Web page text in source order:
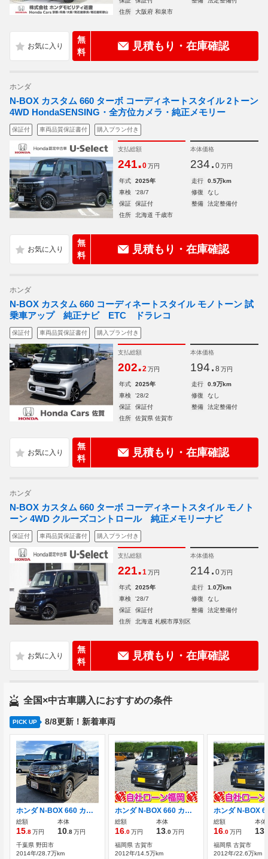
住所
大阪府 和泉市
無
料
見積もり・在庫確認
ホンダ
N-BOX カスタム 660 ターボ コーディネートスタイル 2トーン
4WD HondaSENSING・全方位カメラ・純正メモリー
保証付 車両品質保証書付 購入プラン付き
支払総額
241.0 万円
本体価格
234. 0 万円
年式 2025年 走行
0.5万km
車検
'28/7 修復
なし
保証
保証付 整備
法定整備付
住所
北海道 千歳市
無
料
見積もり・在庫確認
ホンダ
N-BOX カスタム 660 コーディネートスタイル モノトーン 試
乗車アップ 純正ナビ ETC ドラレコ
保証付 車両品質保証書付 購入プラン付き
支払総額
202.2 万円
本体価格
194. 8 万円
年式 2025年 走行
0.9万km
車検
'28/2 修復
なし
保証
保証付 整備
法定整備付
住所
佐賀県 佐賀市
無
料
見積もり・在庫確認
ホンダ
N-BOX カスタム 660 ターボ コーディネートスタイル モノト
ーン 4WD クルーズコントロール 純正メモリーナビ
保証付 車両品質保証書付 購入プラン付き
支払総額
221.1 万円
本体価格
214. 0 万円
年式 2025年 走行
1.0万km
車検
'28/7 修復
なし
保証
保証付 整備
法定整備付
住所
北海道 札幌市厚別区
無
料
見積もり・在庫確認
全国×中古車購入におすすめの条件
PICK UP 8/8更新！新着車両
ホンダ N-BOX 660 カスタムG SSパッケージ ワンオーナー ETC
総額
15 .8万円
本体
10 .8万円
千葉県 野田市
2014年/28.7万km
ホンダ N-BOX 660 カスタムG Lパッケージ 電動スライド スマートキーアルミホイール
総額
16 .0万円
本体
13 .0万円
福岡県 古賀市
2012年/14.5万km
総額
16 .0万円
本体
13
福岡県 古賀市
2012年/22.6万km